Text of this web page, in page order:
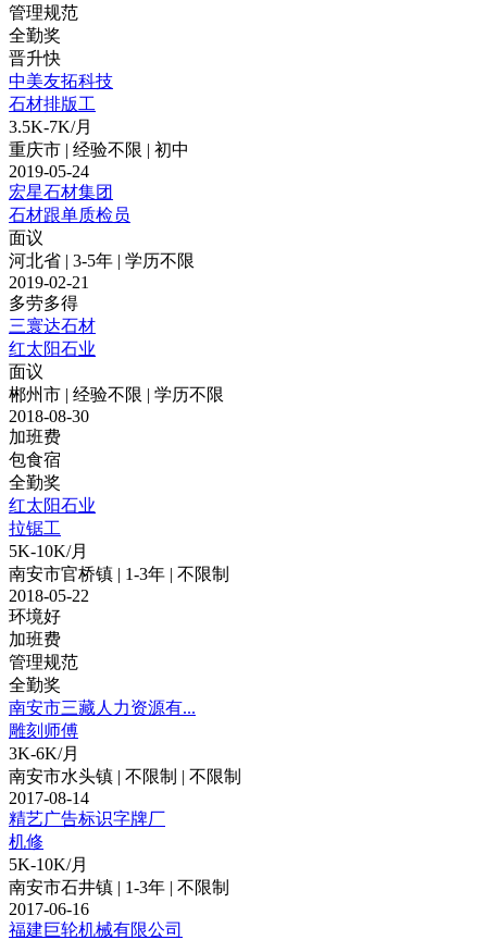
管理规范
全勤奖
晋升快
中美友拓科技
石材排版工
3.5K-7K/月
重庆市 | 经验不限 | 初中
2019-05-24
宏星石材集团
石材跟单质检员
面议
河北省 | 3-5年 | 学历不限
2019-02-21
多劳多得
三寰达石材
红太阳石业
面议
郴州市 | 经验不限 | 学历不限
2018-08-30
加班费
包食宿
全勤奖
红太阳石业
拉锯工
5K-10K/月
南安市官桥镇 | 1-3年 | 不限制
2018-05-22
环境好
加班费
管理规范
全勤奖
南安市三藏人力资源有...
雕刻师傅
3K-6K/月
南安市水头镇 | 不限制 | 不限制
2017-08-14
精艺广告标识字牌厂
机修
5K-10K/月
南安市石井镇 | 1-3年 | 不限制
2017-06-16
福建巨轮机械有限公司